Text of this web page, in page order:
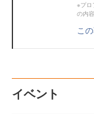
※プロ
の内
こ
イベント